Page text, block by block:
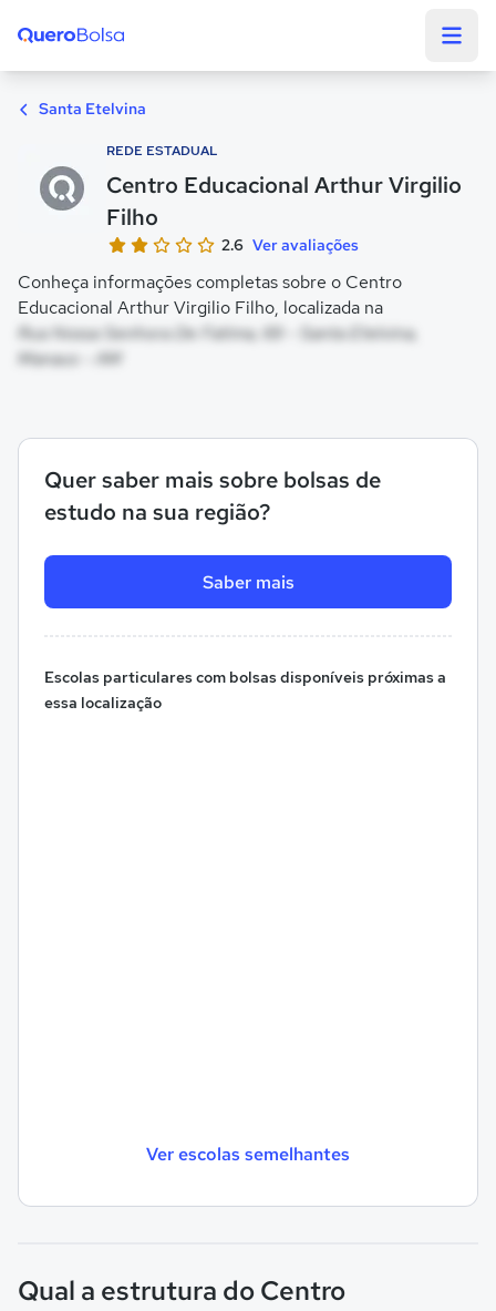
Santa Etelvina
REDE ESTADUAL
Centro Educacional Arthur Virgilio
Filho
2.6 Ver avaliações
Conheça informações completas sobre o Centro
Educacional Arthur Virgilio Filho, localizada na
Rua Nossa Senhora De Fatima, 69 - Santa Etelvina,
Manaus - AM
Quer saber mais sobre bolsas de
estudo na sua região?
Saber mais
Escolas particulares com bolsas disponíveis próximas a
essa localização
Ver escolas semelhantes
Qual a estrutura do Centro